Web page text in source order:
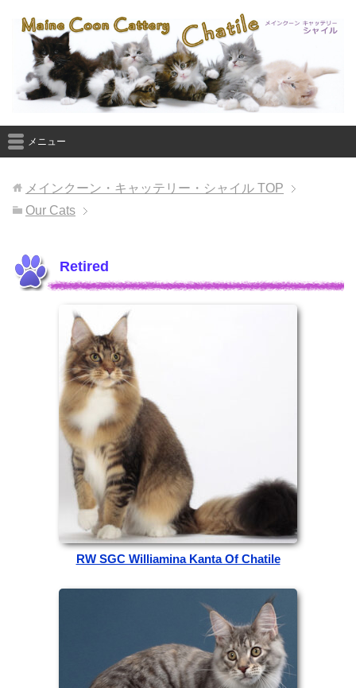
メニュー
メインクーン・キャッテリー・シャイル TOP
Our Cats
Retired
RW SGC Williamina Kanta Of Chatile